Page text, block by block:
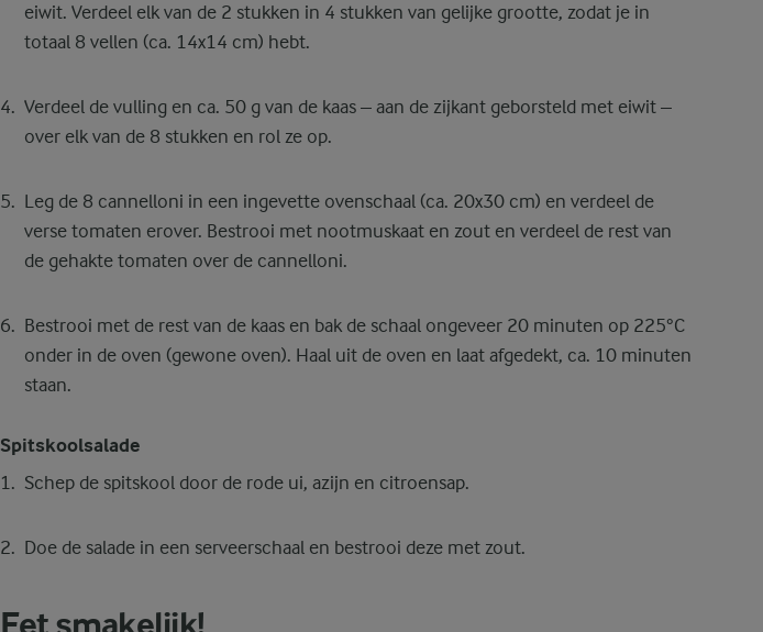
eiwit. Verdeel elk van de 2 stukken in 4 stukken van gelijke grootte, zodat je in
totaal 8 vellen (ca. 14x14 cm) hebt.
Verdeel de vulling en ca. 50 g van de kaas – aan de zijkant geborsteld met eiwit –
over elk van de 8 stukken en rol ze op.
Leg de 8 cannelloni in een ingevette ovenschaal (ca. 20x30 cm) en verdeel de
verse tomaten erover. Bestrooi met nootmuskaat en zout en verdeel de rest van
de gehakte tomaten over de cannelloni.
Bestrooi met de rest van de kaas en bak de schaal ongeveer 20 minuten op 225°C
onder in de oven (gewone oven). Haal uit de oven en laat afgedekt, ca. 10 minuten
staan.
Spitskoolsalade
Schep de spitskool door de rode ui, azijn en citroensap.
Doe de salade in een serveerschaal en bestrooi deze met zout.